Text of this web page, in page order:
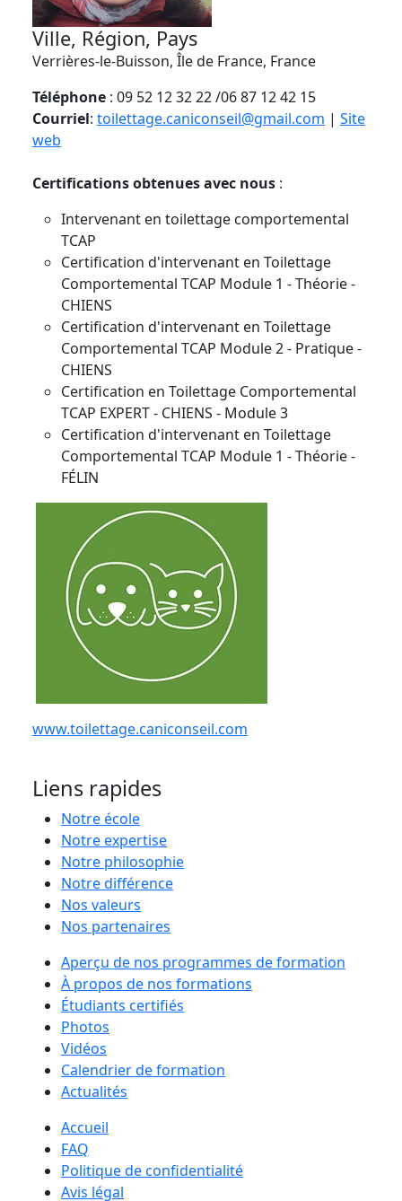
Ville, Région, Pays
Verrières-le-Buisson, Île de France, France
Téléphone : 09 52 12 32 22 /06 87 12 42 15
Courriel: toilettage.caniconseil@gmail.com | Site
web
Certifications obtenues avec nous :
Intervenant en toilettage comportemental
TCAP
Certification d'intervenant en Toilettage
Comportemental TCAP Module 1 - Théorie -
CHIENS
Certification d'intervenant en Toilettage
Comportemental TCAP Module 2 - Pratique -
CHIENS
Certification en Toilettage Comportemental
TCAP EXPERT - CHIENS - Module 3
Certification d'intervenant en Toilettage
Comportemental TCAP Module 1 - Théorie -
FÉLIN
www.toilettage.caniconseil.com
Liens rapides
Notre école
Notre expertise
Notre philosophie
Notre différence
Nos valeurs
Nos partenaires
Aperçu de nos programmes de formation
À propos de nos formations
Étudiants certifiés
Photos
Vidéos
Calendrier de formation
Actualités
Accueil
FAQ
Politique de confidentialité
Avis légal